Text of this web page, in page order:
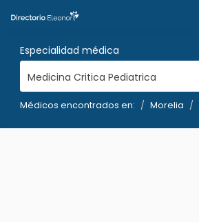
Especialidad médica
Medicina Critica Pediatrica
Médicos encontrados en: Morelia